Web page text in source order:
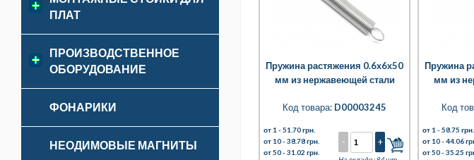
ПЛАТ
ПРОИЗВОДСТВЕННОЕ
ОБОРУДОВАНИЕ
ФОНАРИКИ
НЕОДИМОВЫЕ МАГНИТЫ
Пружина растяжения 0.6x6x50
мм из нержавеющей стали
Код товара: D00003245
от 1 - 51.70 грн.
от 10 - 38.78 грн.
от 50 - 31.02 грн.
- +
Пружина
мм из
Код
от 1 - 58.75 грн.
от 10 - 44.06
от 50 - 35.25